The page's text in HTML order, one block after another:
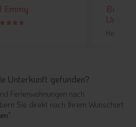
Emmy
Hotel
Unterkunft gefunden?
Ferienwohnungen nach
Sie direkt nach Ihrem Wunschort
"